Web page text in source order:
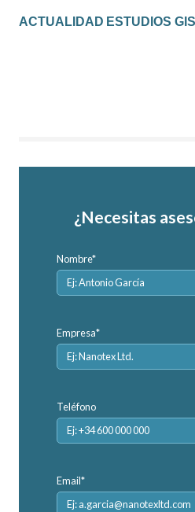
ACTUALIDAD ESTUDIOS GIS
¿Necesitas
Nombre*
Empresa*
Teléfono
Email*